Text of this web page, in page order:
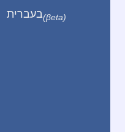
בעברית(βeta)